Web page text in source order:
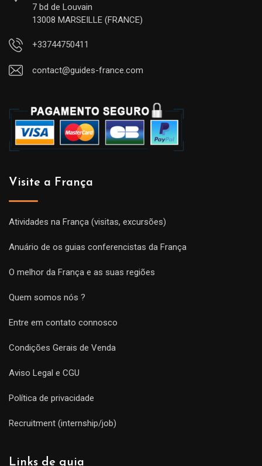
7 bd de Louvain
13008 MARSEILLE (FRANCE)
+33744750411
contact@guides-france.com
Visite a França
Atividades na França (visitas, excursões)
Anuário de os guias conferencistas da França
O melhor da França e as suas regiões
Quem somos nós ?
Entre em contato connosco
Condições Gerais de Venda
Aviso Legal e CGU
Política de privacidade
Recruitment (internship/job)
Links de guia